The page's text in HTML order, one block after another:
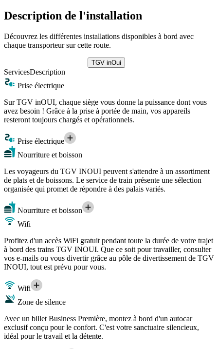
Description de l'installation
Découvrez les différentes installations disponibles à bord avec
chaque transporteur sur cette route.
TGV inOui
ServicesDescription
Prise électrique
Sur TGV inOUI, chaque siège vous donne la puissance dont vous
avez besoin ! Grâce à la prise à portée de main, vos appareils
resteront toujours chargés et opérationnels.
Prise électrique
Nourriture et boisson
Les voyageurs du TGV INOUI peuvent s'attendre à un assortiment
de plats et de boissons. Le service de train présente une sélection
organisée qui promet de répondre à des palais variés.
Nourriture et boisson
Wifi
Profitez d'un accès WiFi gratuit pendant toute la durée de votre trajet
à bord des trains TGV INOUI. Que ce soit pour travailler, consulter
vos e-mails ou vous divertir grâce au pôle de divertissement de TGV
INOUI, tout est prévu pour vous.
Wifi
Zone de silence
Avec un billet Business Première, montez à bord d'un autocar
exclusif conçu pour le confort. C'est votre sanctuaire silencieux,
idéal pour le travail et la détente.